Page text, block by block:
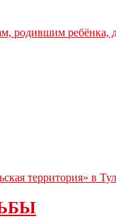
родившим ребёнка,
территория» в